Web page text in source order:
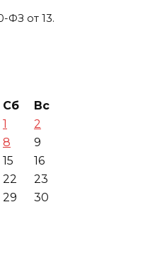
ФЗ от 13.
Сб
Вс
1
2
8
9
15
16
22
23
29
30